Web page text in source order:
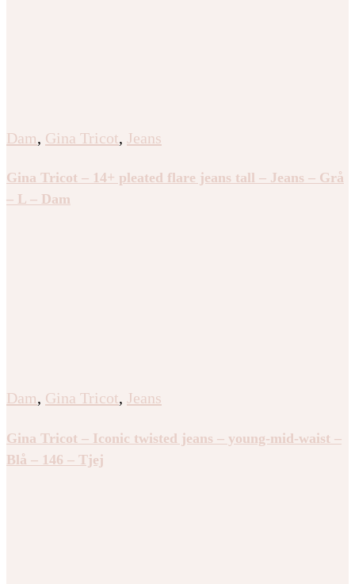
Dam, Gina Tricot, Jeans
Gina Tricot – 14+ pleated flare jeans tall – Jeans – Grå
– L – Dam
Dam, Gina Tricot, Jeans
Gina Tricot – Iconic twisted jeans – young-mid-waist –
Blå – 146 – Tjej